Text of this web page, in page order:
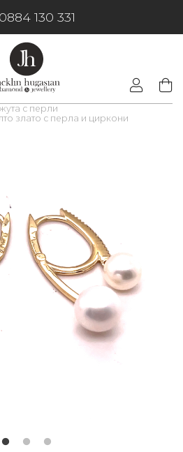
0884 130 331
с перли
злато с перла и циркони